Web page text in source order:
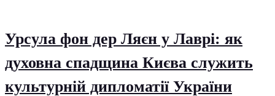
Урсула фон дер Ляєн у Лаврі: як
духовна спадщина Києва служить
культурній дипломатії України